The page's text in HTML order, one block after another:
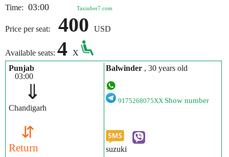
Time: 03:00 Taxiuber7.com
Price per seat: 400 USD
Available seats: 4
X
Punjab
03:00
⇓
Chandigarh
⇵
Return
Balwinder , 30 years old
9175268075XX Show number
suzuki